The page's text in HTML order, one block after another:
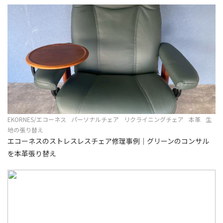
EKORNES/エコーネス パーソナルチェア リクライニングチェア 本革
生
地の張り替え
エコーネスのストレスレスチェア修理事例｜グリーンのコンサル
を本革張り替え